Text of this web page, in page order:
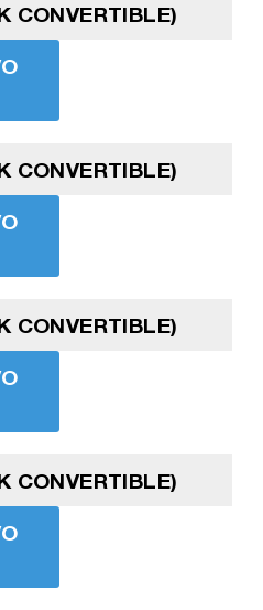
CONVERTIBLE)
CONVERTIBLE)
CONVERTIBLE)
CONVERTIBLE)